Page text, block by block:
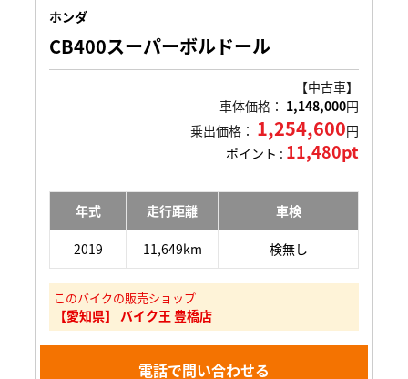
ホンダ
CB400スーパーボルドール
【中古車】
車体価格： 1,148,000円
乗出価格： 1,254,600円
ポイント : 11,480pt
年式 走行距離 車検
2019 11,649km 検無し
このバイクの販売ショップ
【愛知県】 バイク王 豊橋店
電話で問い合わせる